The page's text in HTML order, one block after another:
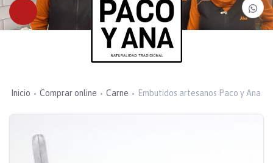
Inicio Comprar online Carne Embutidos artesanos Paco y Ana